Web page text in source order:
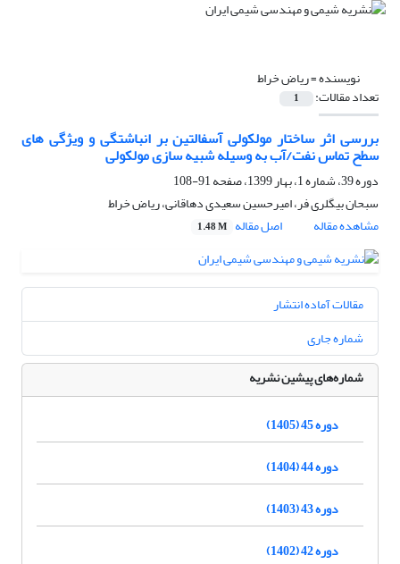
نویسنده =ریاض خراط
تعداد مقالات: 1
بررسی اثر ساختار مولکولی آسفالتین بر انباشتگی و ویژگی های
سطح تماس نفت/آب به وسیله شبیه سازی مولکولی
دوره 39، شماره 1، بهار 1399، صفحه
91-108
سبحان بیگلری فر، امیرحسین سعیدی دهاقانی، ریاض خراط
مشاهده مقاله
اصل مقاله 1.48 M
مقالات آماده انتشار
شماره جاری
شماره‌های پیشین نشریه
دوره 45 (1405)
دوره 44 (1404)
دوره 43 (1403)
دوره 42 (1402)